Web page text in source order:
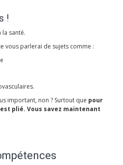
!
la santé.
vous parlerai de sujets comme :
important, non ? Surtout que pour
plié. Vous savez maintenant